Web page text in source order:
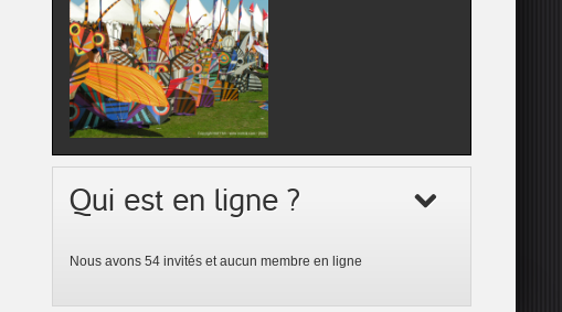
Qui est en ligne ?
Nous avons 54 invités et aucun membre en ligne